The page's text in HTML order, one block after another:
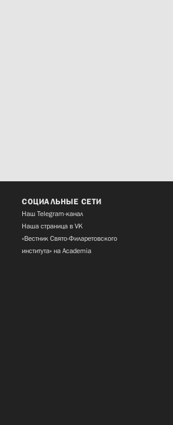
СОЦИАЛЬНЫЕ СЕТИ
Наш Telegram-канал
Наша страница в VK
«Вестник Свято-Филаретовского
института» на Academia